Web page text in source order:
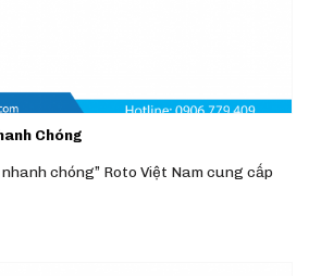
Chóng
chóng” Roto Việt Nam cung cấp